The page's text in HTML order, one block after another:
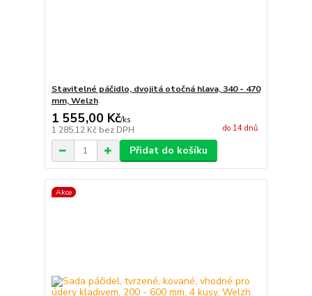
Stavitelné páčidlo, dvojitá otočná hlava, 340 - 470
mm, Welzh
1 555,00 Kč/ks
1 285,12 Kč bez DPH do 14 dnů
Přidat do košíku
Akce